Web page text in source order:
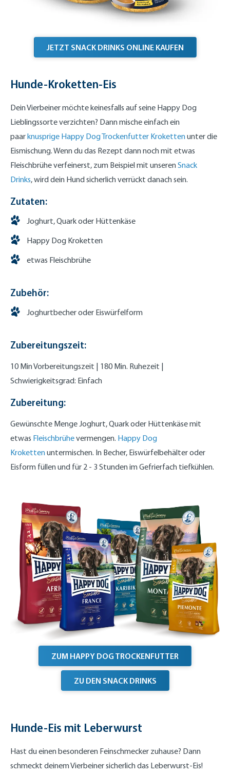
JETZT SNACK DRINKS ONLINE KAUFEN
Hunde-Kroketten-Eis
Dein Vierbeiner möchte keinesfalls auf seine Happy Dog
Lieblingssorte verzichten? Dann mische einfach ein
paarknusprige Happy Dog Trockenfutter Krokettenunter die
Eismischung. Wenn du das Rezept dann noch mit etwas
Fleischbrühe verfeinerst, zum Beispiel mit unserenSnack
Drinks, wird dein Hund sicherlich verrückt danach sein.
Zutaten:
Joghurt, Quark oder Hüttenkäse
Happy Dog Kroketten
etwas Fleischbrühe
Zubehör:
Joghurtbecher oder Eiswürfelform
Zubereitungszeit:
10 Min Vorbereitungszeit | 180 Min. Ruhezeit |
Schwierigkeitsgrad: Einfach
Zubereitung:
Gewünschte Menge Joghurt, Quark oder Hüttenkäse mit
etwas Fleischbrühevermengen. Happy Dog
Krokettenuntermischen. In Becher, Eiswürfelbehälter oder
Eisform füllen und für 2 - 3 Stunden im Gefrierfach tiefkühlen.
ZUM HAPPY DOG TROCKENFUTTER
ZU DEN SNACK DRINKS
Hunde-Eis mit Leberwurst
Hast du einen besonderen Feinschmecker zuhause? Dann
schmeckt deinem Vierbeiner sicherlich das Leberwurst-Eis!